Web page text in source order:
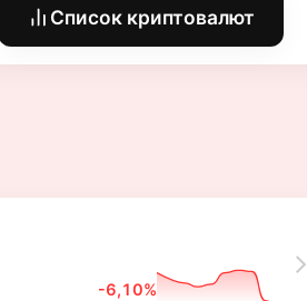
Список криптовалют
-6,10%